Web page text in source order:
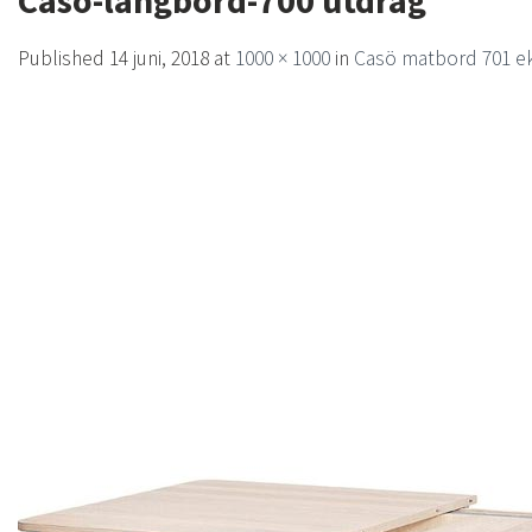
Published 14 juni, 2018 at 1000 × 1000 in Casö matbord 701